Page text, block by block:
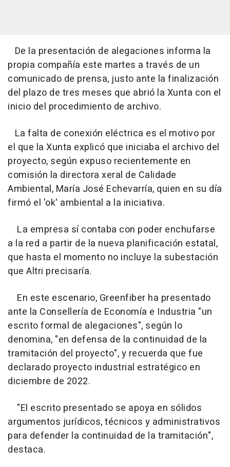
De la presentación de alegaciones informa la
propia compañía este martes a través de un
comunicado de prensa, justo ante la finalización
del plazo de tres meses que abrió la Xunta con el
inicio del procedimiento de archivo.
La falta de conexión eléctrica es el motivo por
el que la Xunta explicó que iniciaba el archivo del
proyecto, según expuso recientemente en
comisión la directora xeral de Calidade
Ambiental, María José Echevarría, quien en su día
firmó el 'ok' ambiental a la iniciativa.
La empresa sí contaba con poder enchufarse
a la red a partir de la nueva planificación estatal,
que hasta el momento no incluye la subestación
que Altri precisaría.
En este escenario, Greenfiber ha presentado
ante la Consellería de Economía e Industria "un
escrito formal de alegaciones", según lo
denomina, "en defensa de la continuidad de la
tramitación del proyecto", y recuerda que fue
declarado proyecto industrial estratégico en
diciembre de 2022.
"El escrito presentado se apoya en sólidos
argumentos jurídicos, técnicos y administrativos
para defender la continuidad de la tramitación",
destaca.